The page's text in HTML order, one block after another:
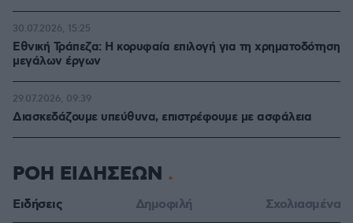
Εθνική Τράπεζα: Η κορυφαία επιλογή για τη χρηματοδότηση
μεγάλων έργων
30.07.2026, 15:25
Διασκεδάζουμε υπεύθυνα, επιστρέφουμε με ασφάλεια
29.07.2026, 09:39
ΡΟΗ ΕΙΔΗΣΕΩΝ
Ειδήσεις Δημοφιλή Σχολιασμένα